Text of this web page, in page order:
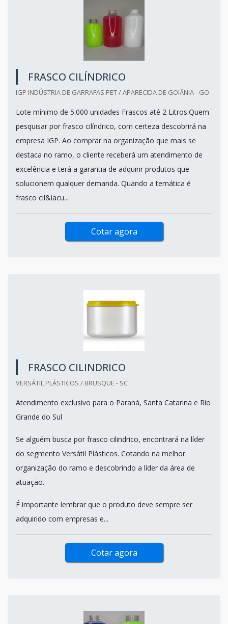
FRASCO CILÍNDRICO
IGP INDÚSTRIA DE GARRAFAS PET / APARECIDA DE GOIÂNIA - GO
Lote mínimo de 5.000 unidades Frascos até 2 Litros.Quem
pesquisar por frasco cilíndrico, com certeza descobrirá na
empresa IGP. Ao comprar na organização que mais se
destaca no ramo, o cliente receberá um atendimento de
excelência e terá a garantia de adquirir produtos que
solucionem qualquer demanda. Quando a temática é
frasco cil&iacu...
Cotar agora
FRASCO CILINDRICO
VERSÁTIL PLÁSTICOS / BRUSQUE - SC
Atendimento exclusivo para o Paraná, Santa Catarina e Rio
Grande do Sul
Se alguém busca por frasco cilindrico, encontrará na líder
do segmento Versátil Plásticos. Cotando na melhor
organização do ramo e descobrindo a líder da área de
atuação.
É importante lembrar que o produto deve sempre ser
adquirido com empresas e...
Cotar agora